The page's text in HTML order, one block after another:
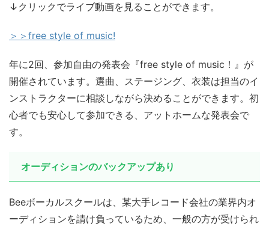
↓クリックでライブ動画を見ることができます。
＞＞free style of music!
年に2回、参加自由の発表会『free style of music！』が
開催されています。選曲、ステージング、衣装は担当のイ
ンストラクターに相談しながら決めることができます。初
心者でも安心して参加できる、アットホームな発表会で
す。
オーディションのバックアップあり
Beeボーカルスクールは、某大手レコード会社の業界内オ
ーディションを請け負っているため、一般の方が受けられ